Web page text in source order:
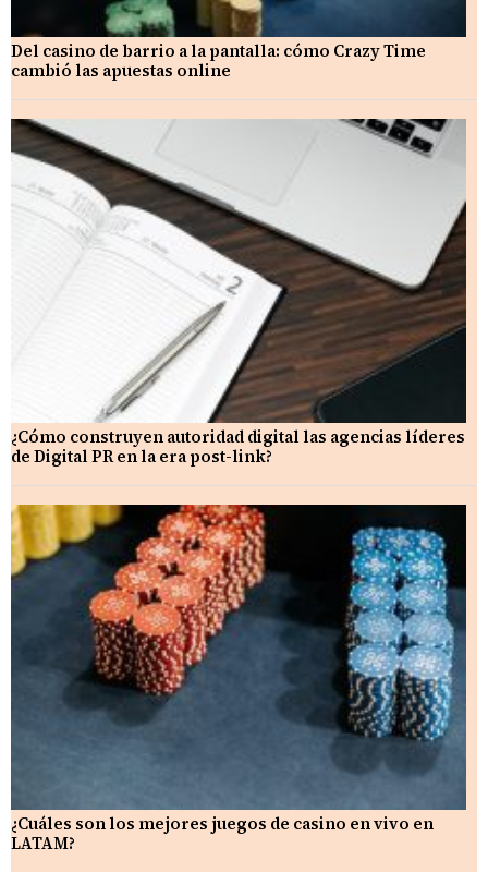
Del casino de barrio a la pantalla: cómo Crazy Time
cambió las apuestas online
¿Cómo construyen autoridad digital las agencias líderes
de Digital PR en la era post-link?
¿Cuáles son los mejores juegos de casino en vivo en
LATAM?